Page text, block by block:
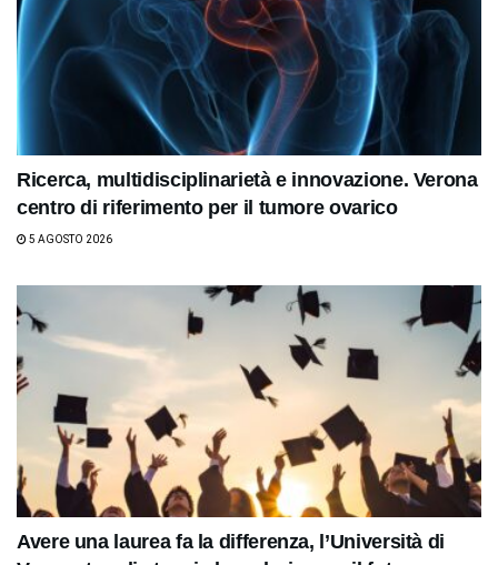
Ricerca, multidisciplinarietà e innovazione. Verona
centro di riferimento per il tumore ovarico
5 AGOSTO 2026
Avere una laurea fa la differenza, l’Università di